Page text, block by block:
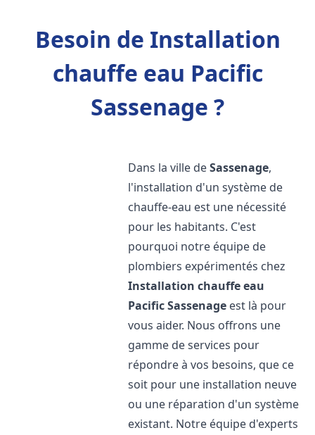
Besoin de Installation
chauffe eau Pacific
Sassenage ?
Dans la ville deSassenage,
l'installation d'un système de
chauffe-eau est une nécessité
pour les habitants. C'est
pourquoi notre équipe de
plombiers expérimentés chez
Installation chauffe eau
PacificSassenage est là pour
vous aider. Nous offrons une
gamme de services pour
répondre à vos besoins, que ce
soit pour une installation neuve
ou une réparation d'un système
existant. Notre équipe d'experts